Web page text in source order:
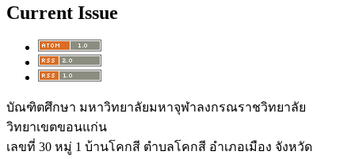
Current Issue
บัณฑิตศึกษา มหาวิทยาลัยมหาจุฬาลงกรณราชวิทยาลัย
วิทยาเขตขอนแก่น
เลขที่ 30 หมู่ 1 บ้านโคกสี ตำบลโคกสี อำเภอเมือง จังหวัด